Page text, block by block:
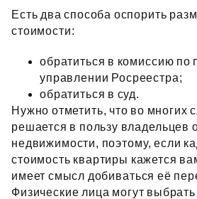
Есть два способа оспорить
стоимости:
обратиться в комиссию по
управлении Росреестра;
обратиться в суд.
Нужно отметить, что во многих
решается в пользу владельцев
недвижимости, поэтому, если
стоимость квартиры кажется
имеет смысл добиваться её
Физические лица могут